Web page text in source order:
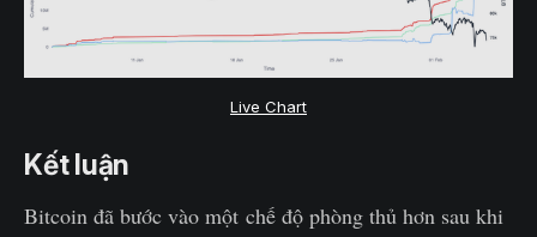
Live Chart
Kết luận
Bitcoin đã bước vào một chế độ phòng thủ hơn sau khi